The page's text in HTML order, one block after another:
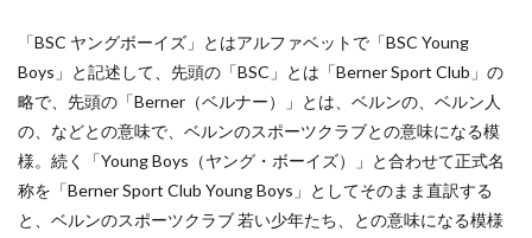
「BSC ヤングボーイズ」とはアルファベットで「BSC Young
Boys」と記述して、先頭の「BSC」とは「Berner Sport Club」の
略で、先頭の「Berner（ベルナー）」とは、ベルンの、ベルン人
の、などとの意味で、ベルンのスポーツクラブとの意味になる模
様。続く「Young Boys（ヤング・ボーイズ）」と合わせて正式名
称を「Berner Sport Club Young Boys」としてそのまま直訳する
と、ベルンのスポーツクラブ 若い少年たち、との意味になる模様